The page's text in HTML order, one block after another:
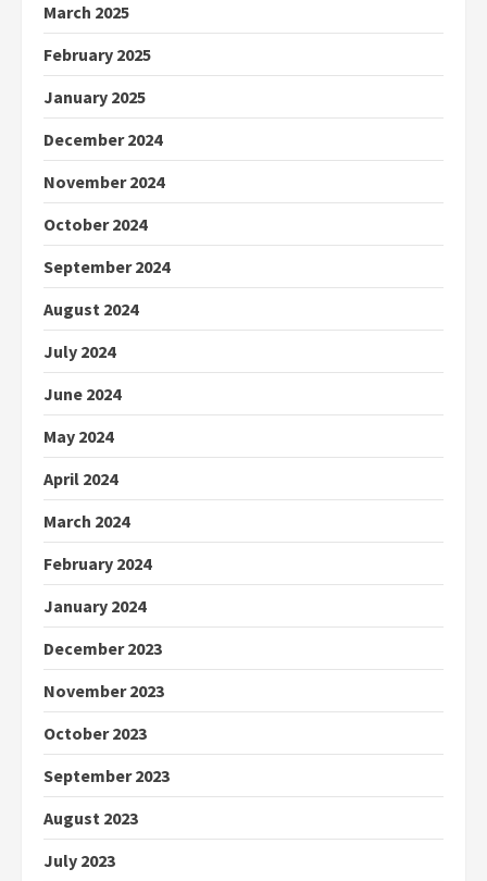
March 2025
February 2025
January 2025
December 2024
November 2024
October 2024
September 2024
August 2024
July 2024
June 2024
May 2024
April 2024
March 2024
February 2024
January 2024
December 2023
November 2023
October 2023
September 2023
August 2023
July 2023